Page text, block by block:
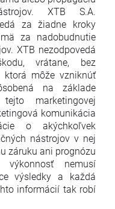
XTB S.A.
za žiadne kroky
za nadobudnutie
XTB nezodpovedá
vrátane, bez
ktorá môže vzniknúť
na základe
marketingovej
komunikácia
o akýchkoľvek
nástrojov v nej
záruku ani prognózu
výkonnosť nemusí
výsledky a každá
informácií tak robí